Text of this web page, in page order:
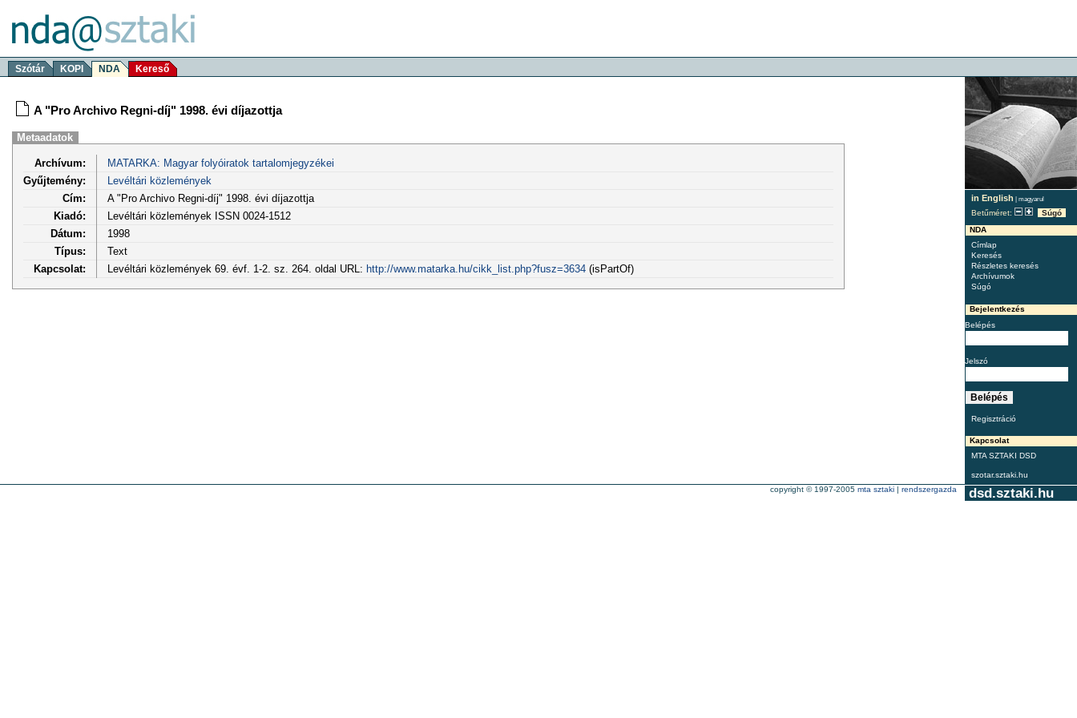
Szótár KOPI NDA Kereső
in English | magyarul
Betűméret:
Súgó
NDA
Címlap
Keresés
Részletes keresés
Archívumok
Súgó
Bejelentkezés
Belépés
Jelszó
Regisztráció
Kapcsolat
MTA SZTAKI DSD
szotar.sztaki.hu
A "Pro Archivo Regni-díj" 1998. évi díjazottja
Metaadatok
Archívum:
MATARKA: Magyar folyóiratok tartalomjegyzékei
Gyűjtemény:
Levéltári közlemények
Cím:
A "Pro Archivo Regni-díj" 1998. évi díjazottja
Kiadó:
Levéltári közlemények ISSN 0024-1512
Dátum:
1998
Típus:
Text
Kapcsolat:
Levéltári közlemények 69. évf. 1-2. sz. 264. oldal URL: http://www.matarka.hu/cikk_list.php?fusz=3634(isPartOf)
dsd.sztaki.hu
copyright © 1997-2005 mta sztaki | rendszergazda